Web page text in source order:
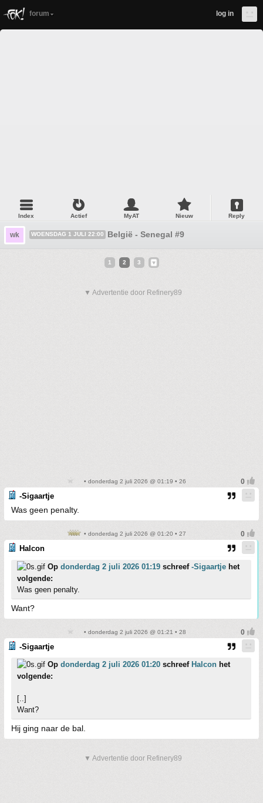
forum log in
Index Actief MyAT Nieuw Reply
wk WOENSDAG 1 JULI 22:00 België - Senegal #9
1 2 3
▼ Advertentie door Refinery89
• donderdag 2 juli 2026 @ 01:19 • 26
-Sigaartje
Was geen penalty.
• donderdag 2 juli 2026 @ 01:20 • 27
Halcon
Op donderdag 2 juli 2026 01:19 schreef -Sigaartje het
volgende:
Was geen penalty.
Want?
• donderdag 2 juli 2026 @ 01:21 • 28
-Sigaartje
Op donderdag 2 juli 2026 01:20 schreef Halcon het
volgende:
[..]
Want?
Hij ging naar de bal.
▼ Advertentie door Refinery89